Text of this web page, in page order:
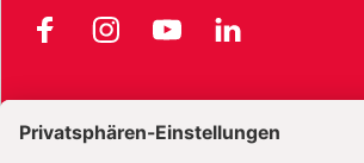
FacebookInstagramYouTubeLinkedIn
Widerrufsbelehrung E-Books